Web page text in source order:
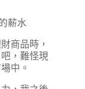
薪水
商品時，
，難怪現
中。